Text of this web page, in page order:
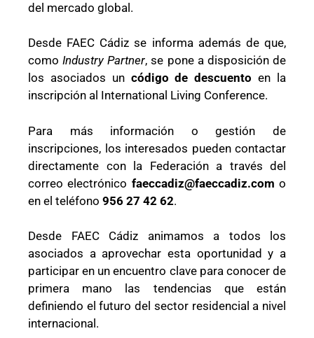
del mercado global.
Desde FAEC Cádiz se informa además de que,
comoIndustry Partner, se pone a disposición de
los asociados un código de descuento en la
inscripción al International Living Conference.
Para más información o gestión de
inscripciones, los interesados pueden contactar
directamente con la Federación a través del
correo electrónico faeccadiz@faeccadiz.com o
en el teléfono 956 27 42 62.
Desde FAEC Cádiz animamos a todos los
asociados a aprovechar esta oportunidad y a
participar en un encuentro clave para conocer de
primera mano las tendencias que están
definiendo el futuro del sector residencial a nivel
internacional.